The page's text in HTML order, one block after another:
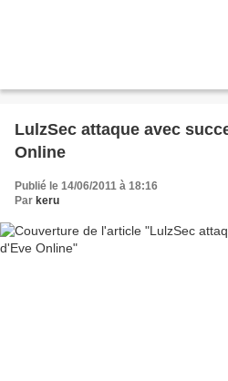
LulzSec attaque avec
Online
Publié le 14/06/2011 à 18:16
Par keru